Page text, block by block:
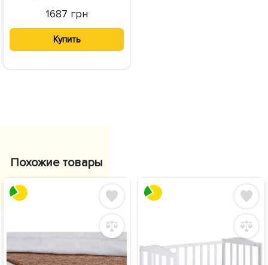
1687 грн
Купить
Похожие товары